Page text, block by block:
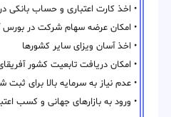
• اخذ کارت اعتباری و حساب بانکی
• امکان عرضه سهام شرکت در بورس
• اخذ آسان ویزای سایر کشورها
• امکان دریافت تابعیت کشور
• عدم نیاز به سرمایه بالا برای
• ورود به بازارهای جهانی و کسب